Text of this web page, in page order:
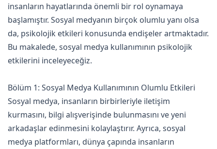
insanların hayatlarında önemli bir rol oynamaya
başlamıştır. Sosyal medyanın birçok olumlu yanı olsa
da, psikolojik etkileri konusunda endişeler artmaktadır.
Bu makalede, sosyal medya kullanımının psikolojik
etkilerini inceleyeceğiz.
Bölüm 1: Sosyal Medya Kullanımının Olumlu Etkileri
Sosyal medya, insanların birbirleriyle iletişim
kurmasını, bilgi alışverişinde bulunmasını ve yeni
arkadaşlar edinmesini kolaylaştırır. Ayrıca, sosyal
medya platformları, dünya çapında insanların